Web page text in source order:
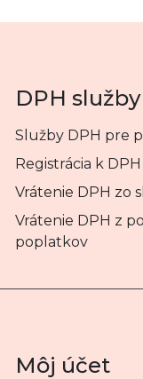
DPH služby
Služby DPH pre
Registrácia k
Vrátenie DPH zo
Vrátenie DPH z
poplatkov
Môj účet